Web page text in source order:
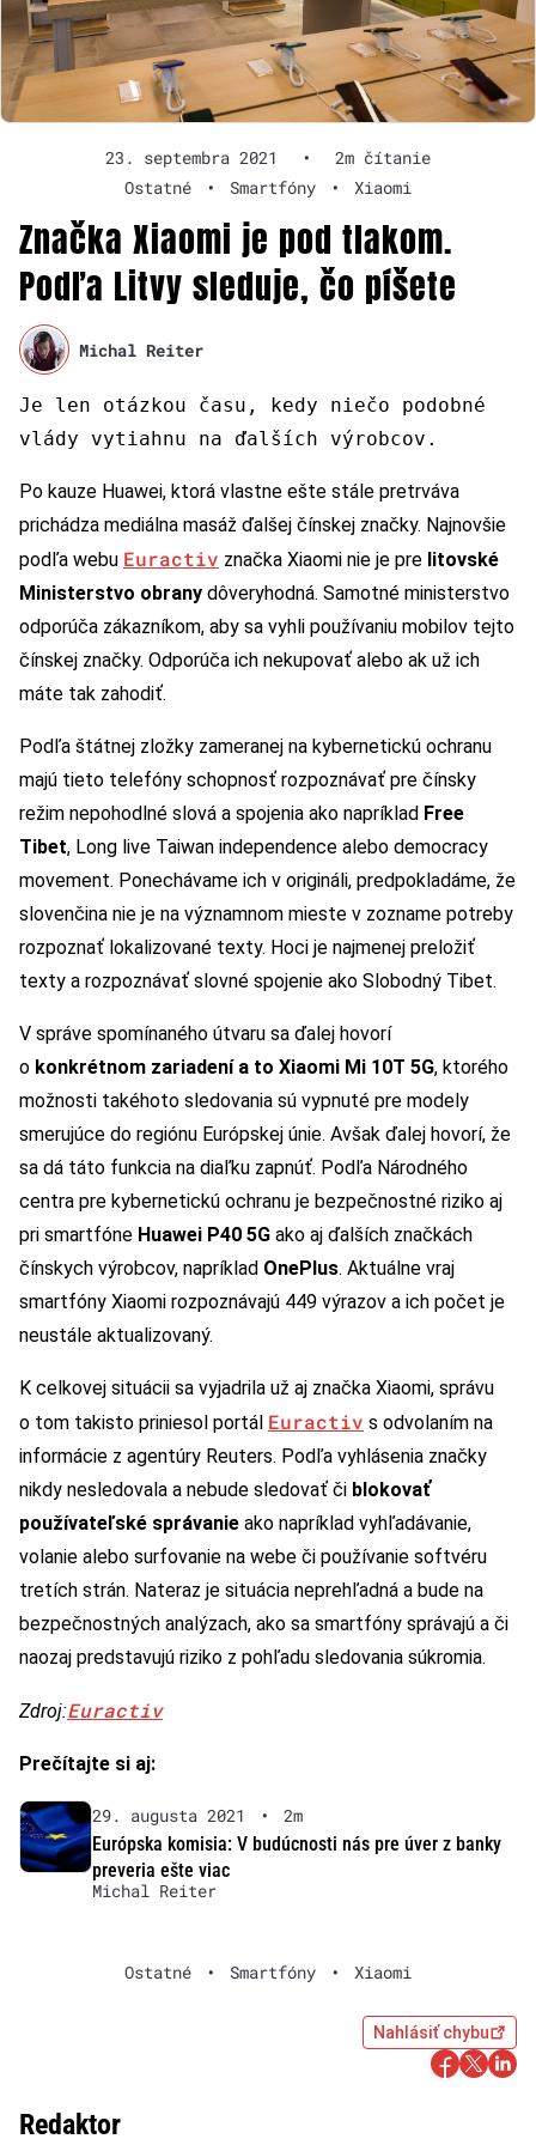
23. septembra 2021 •
2m čítanie
Ostatné
• Smartfóny • Xiaomi
Značka Xiaomi je pod tlakom.
Podľa Litvy sleduje, čo píšete
Michal Reiter
Je len otázkou času, kedy niečo podobné
vlády vytiahnu na ďalších výrobcov.
Po kauze Huawei, ktorá vlastne ešte stále pretrváva
prichádza mediálna masáž ďalšej čínskej značky. Najnovšie
podľa webu Euractiv značka Xiaomi nie je pre litovské
Ministerstvo obrany dôveryhodná. Samotné ministerstvo
odporúča zákazníkom, aby sa vyhli používaniu mobilov tejto
čínskej značky. Odporúča ich nekupovať alebo ak už ich
máte tak zahodiť.
Podľa štátnej zložky zameranej na kybernetickú ochranu
majú tieto telefóny schopnosť rozpoznávať pre čínsky
režim nepohodlné slová a spojenia ako napríklad Free
Tibet, Long live Taiwan independence alebo democracy
movement. Ponechávame ich v origináli, predpokladáme, že
slovenčina nie je na významnom mieste v zozname potreby
rozpoznať lokalizované texty. Hoci je najmenej preložiť
texty a rozpoznávať slovné spojenie ako Slobodný Tibet.
V správe spomínaného útvaru sa ďalej hovorí
o konkrétnom zariadení a to Xiaomi Mi 10T 5G, ktorého
možnosti takéhoto sledovania sú vypnuté pre modely
smerujúce do regiónu Európskej únie. Avšak ďalej hovorí, že
sa dá táto funkcia na diaľku zapnúť. Podľa Národného
centra pre kybernetickú ochranu je bezpečnostné riziko aj
pri smartfóne Huawei P40 5G ako aj ďalších značkách
čínskych výrobcov, napríklad OnePlus. Aktuálne vraj
smartfóny Xiaomi rozpoznávajú 449 výrazov a ich počet je
neustále aktualizovaný.
K celkovej situácii sa vyjadrila už aj značka Xiaomi, správu
o tom takisto priniesol portál Euractiv s odvolaním na
informácie z agentúry Reuters. Podľa vyhlásenia značky
nikdy nesledovala a nebude sledovať či blokovať
používateľské správanie ako napríklad vyhľadávanie,
volanie alebo surfovanie na webe či používanie softvéru
tretích strán. Nateraz je situácia neprehľadná a bude na
bezpečnostných analýzach, ako sa smartfóny správajú a či
naozaj predstavujú riziko z pohľadu sledovania súkromia.
Zdroj:Euractiv
Prečítajte si aj:
29. augusta 2021 •
2m
Európska komisia: V budúcnosti nás pre úver z banky
preveria ešte viac
Michal Reiter
Ostatné • Smartfóny • Xiaomi
Nahlásiť chybu
Redaktor